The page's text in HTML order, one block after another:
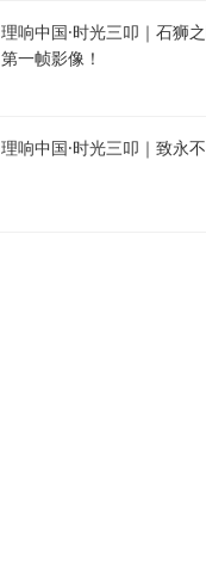
理响中国·时光三叩｜石狮
第一帧影像！
理响中国·时光三叩｜致永